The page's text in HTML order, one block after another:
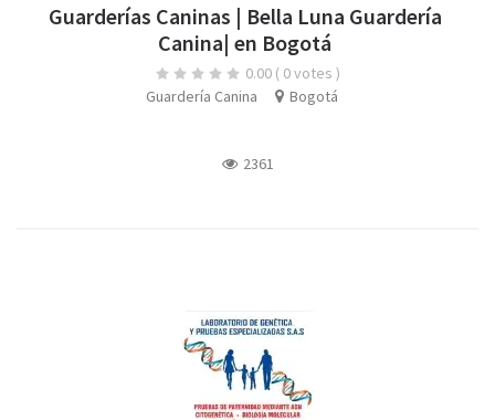
Guarderías Caninas | Bella Luna Guardería
Canina| en Bogotá
0.00 ( 0 votes )
Guardería Canina
Bogotá
2361